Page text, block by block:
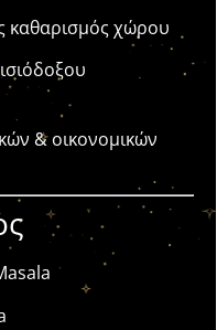
καθαρισμός χώρου
& οικονομικών